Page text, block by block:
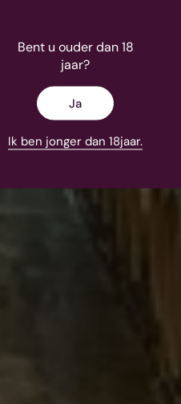
Bent u ouder dan 18
jaar?
Ja
Ik ben jonger dan 18jaar.